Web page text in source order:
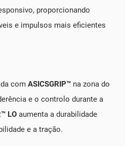
proporcionando
e impulsos mais eficientes
com ASICSGRIP™ na zona do
e o controlo durante a
LO aumenta a durabilidade
e a tração.